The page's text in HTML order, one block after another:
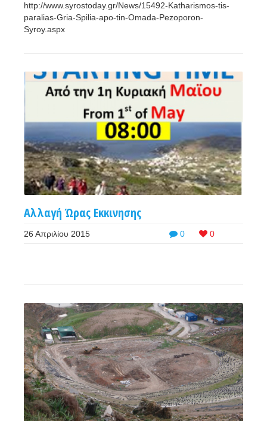
http://www.syrostoday.gr/News/15492-Katharismos-tis-
paralias-Gria-Spilia-apo-tin-Omada-Pezoporon-
Syroy.aspx
Αλλαγή Ώρας Εκκινησης
0 0
26 Απριλίου 2015